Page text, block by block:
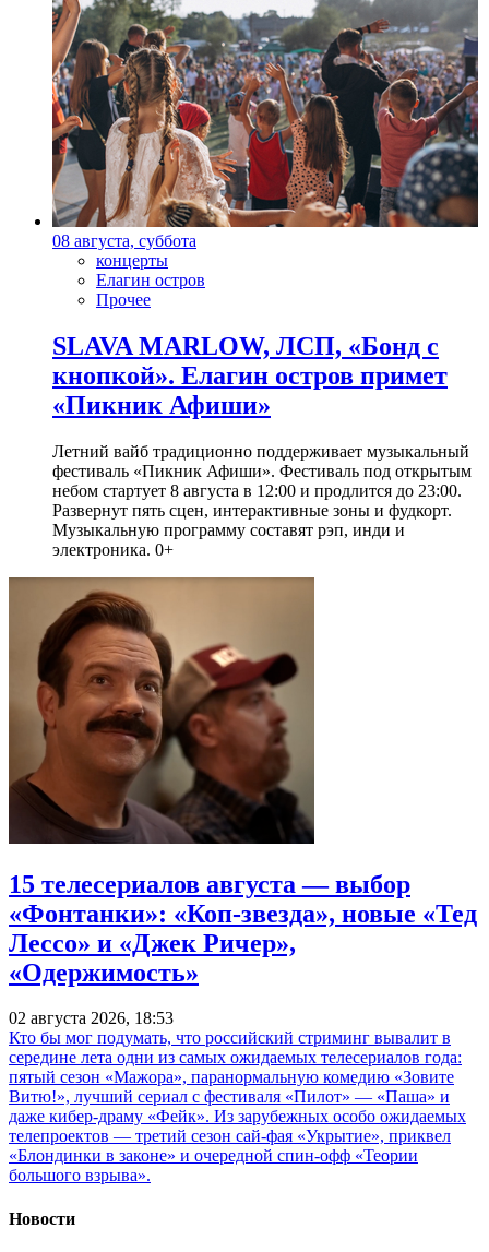
08 августа, суббота
концерты
Елагин остров
Прочее
SLAVA MARLOW, ЛСП, «Бонд с
кнопкой». Елагин остров примет
«Пикник Афиши»
Летний вайб традиционно поддерживает музыкальный
фестиваль «Пикник Афиши». Фестиваль под открытым
небом стартует 8 августа в 12:00 и продлится до 23:00.
Развернут пять сцен, интерактивные зоны и фудкорт.
Музыкальную программу составят рэп, инди и
электроника. 0+
15 телесериалов августа — выбор
«Фонтанки»: «Коп-звезда», новые «Тед
Лессо» и «Джек Ричер»,
«Одержимость»
02 августа 2026, 18:53
Кто бы мог подумать, что российский стриминг вывалит в
середине лета одни из самых ожидаемых телесериалов года:
пятый сезон «Мажора», паранормальную комедию «Зовите
Витю!», лучший сериал с фестиваля «Пилот» — «Паша» и
даже кибер-драму «Фейк». Из зарубежных особо ожидаемых
телепроектов — третий сезон сай-фая «Укрытие», приквел
«Блондинки в законе» и очередной спин-офф «Теории
большого взрыва».
Новости